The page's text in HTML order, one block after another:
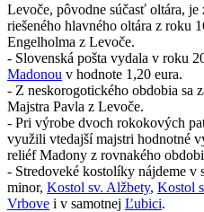
Levoče, pôvodne súčasť oltára,
riešeného hlavného oltára z roku
Engelholma z Levoče.
- Slovenská pošta vydala v roku
Madonou v hodnote 1,20 eura.
- Z neskorogotického obdobia sa
Majstra Pavla z Levoče.
- Pri výrobe dvoch rokokových
využili vtedajší majstri hodnotné
reliéf Madony z rovnakého
- Stredoveké kostolíky nájdeme v
minor, Kostol sv. Alžbety, Kostol
Vrbove i v samotnej Ľubici.